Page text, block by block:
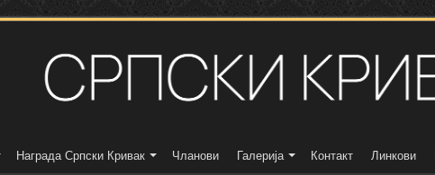
Награда Српски Кривак Чланови Галерија Контакт Линкови